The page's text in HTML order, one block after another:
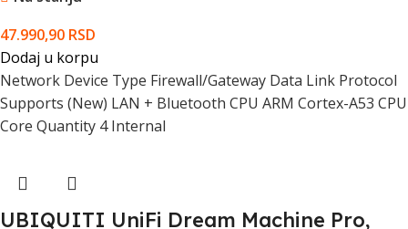
47.990,90 RSD
Dodaj u korpu
Network Device Type Firewall/Gateway Data Link Protocol
Supports (New) LAN + Bluetooth CPU ARM Cortex-A53 CPU
Core Quantity 4 Internal
UBIQUITI UniFi Dream Machine Pro,